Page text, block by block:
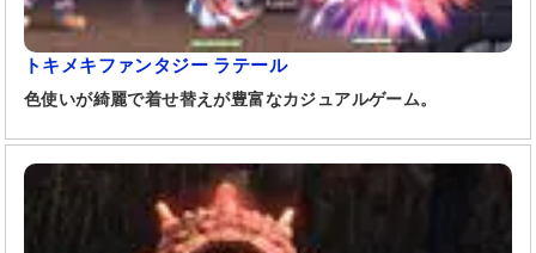
トキメキファンタジー ラテール
色使いが綺麗で着せ替えが豊富なカジュアルゲーム。